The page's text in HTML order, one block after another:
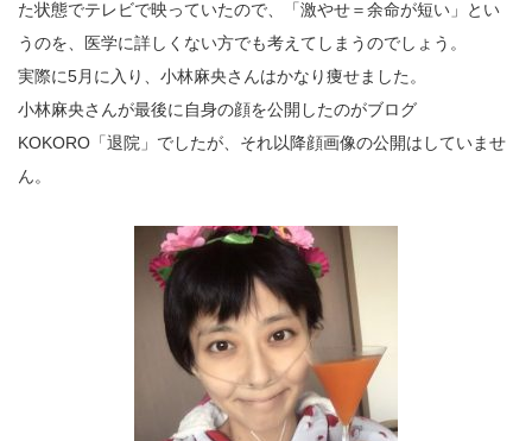
た状態でテレビで映っていたので、「激やせ＝余命が短い」とい
うのを、医学に詳しくない方でも考えてしまうのでしょう。
実際に5月に入り、小林麻央さんはかなり痩せました。
小林麻央さんが最後に自身の顔を公開したのがブログ
KOKORO「退院」でしたが、それ以降顔画像の公開はしていませ
ん。